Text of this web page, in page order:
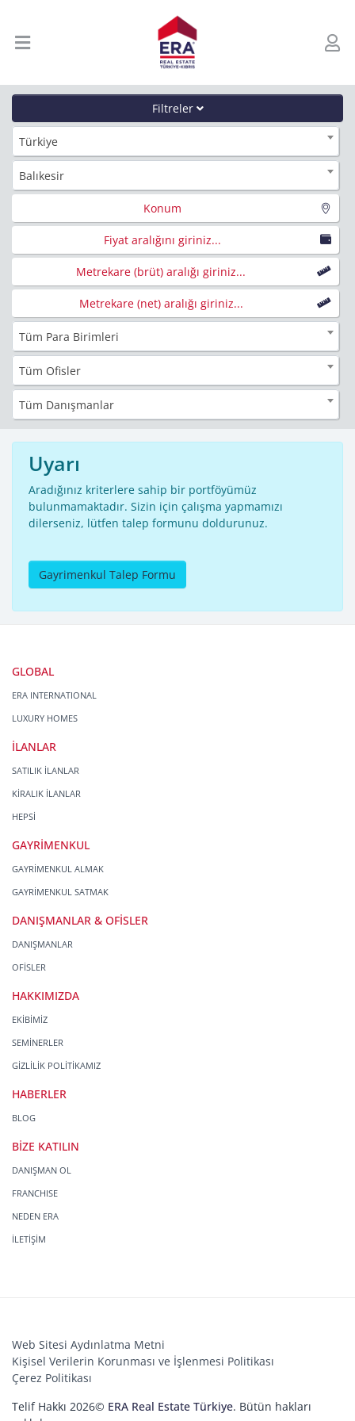
Filtreler
Türkiye
Balıkesir
Konum
Fiyat aralığını giriniz...
Metrekare (brüt) aralığı giriniz...
Metrekare (net) aralığı giriniz...
Tüm Para Birimleri
Tüm Ofisler
Tüm Danışmanlar
Uyarı
Aradığınız kriterlere sahip bir portföyümüz
bulunmamaktadır. Sizin için çalışma yapmamızı
dilerseniz, lütfen talep formunu doldurunuz.
Gayrimenkul Talep Formu
GLOBAL
ERA INTERNATIONAL
LUXURY HOMES
İLANLAR
SATILIK İLANLAR
KİRALIK İLANLAR
HEPSİ
GAYRİMENKUL
GAYRİMENKUL ALMAK
GAYRİMENKUL SATMAK
DANIŞMANLAR & OFİSLER
DANIŞMANLAR
OFİSLER
HAKKIMIZDA
EKİBİMİZ
SEMİNERLER
GİZLİLİK POLİTİKAMIZ
HABERLER
BLOG
BİZE KATILIN
DANIŞMAN OL
FRANCHISE
NEDEN ERA
İLETİŞİM
Web Sitesi Aydınlatma Metni
Kişisel Verilerin Korunması ve İşlenmesi Politikası
Çerez Politikası
Telif Hakkı 2026© ERA Real Estate Türkiye. Bütün hakları